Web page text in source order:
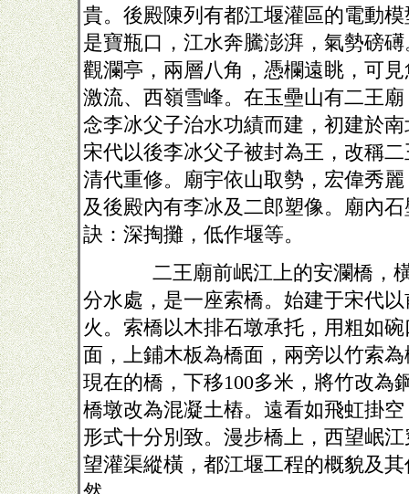
貴。後殿陳列有都江堰灌區的電動
是寶瓶口，江水奔騰澎湃，氣勢磅
觀瀾亭，兩層八角，憑欄遠眺，可
激流、西嶺雪峰。在玉壘山有二王
念李冰父子治水功績而建，初建於
宋代以後李冰父子被封為王，改稱
清代重修。廟宇依山取勢，宏偉秀
及後殿內有李冰及二郎塑像。廟內
訣：深掏攤，低作堰等。
二王廟前岷江上的安瀾橋，
分水處，是一座索橋。始建于宋代
火。索橋以木排石墩承托，用粗如
面，上鋪木板為橋面，兩旁以竹索
現在的橋，下移100多米，將竹改為
橋墩改為混凝土樁。遠看如飛虹掛
形式十分別致。漫步橋上，西望岷
望灌渠縱橫，都江堰工程的概貌及